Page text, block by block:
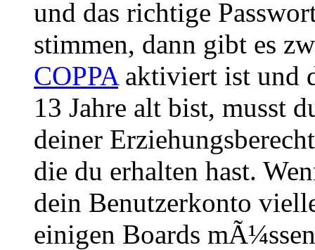
und das richtige
stimmen, dann gibt es
COPPAaktiviert ist und
13 Jahre alt bist, musst
deiner
die du erhalten hast.
dein Benutzerkonto
einigen Boards